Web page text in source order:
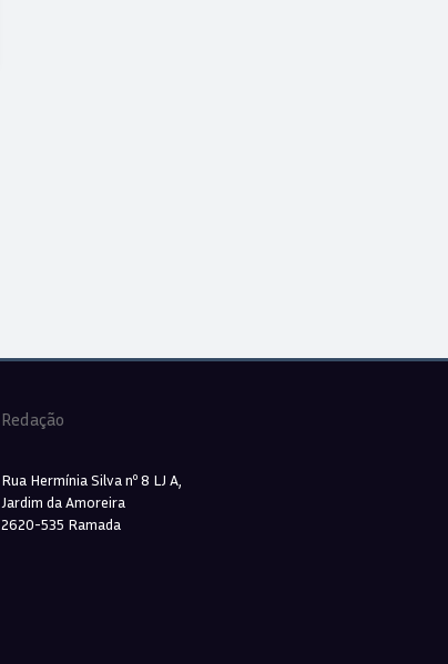
Redação
Rua Hermínia Silva nº 8 LJ A,
Jardim da Amoreira
2620-535 Ramada